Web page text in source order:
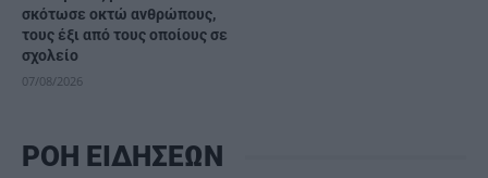
σκότωσε οκτώ ανθρώπους,
τους έξι από τους οποίους σε
σχολείο
07/08/2026
ΡΟΗ ΕΙΔΗΣΕΩΝ